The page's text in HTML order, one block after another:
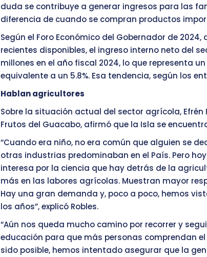
duda se contribuye a generar ingresos para las
diferencia de cuando se compran productos
Según el Foro Económico del Gobernador de
recientes disponibles, el ingreso interno neto del
millones en el año fiscal 2024, lo que representa
equivalente a un 5.8%. Esa tendencia, según los
Hablan agricultores
Sobre la situación actual del sector agrícola, Efrén
Frutos del Guacabo, afirmó que la Isla se
“Cuando era niño, no era común que alguien se
otras industrias predominaban en el País. Pero
interesa por la ciencia que hay detrás de la
más en las labores agrícolas. Muestran mayor
Hay una gran demanda y, poco a poco, hemos
los años”, explicó Robles.
“Aún nos queda mucho camino por recorrer y
educación para que más personas comprendan el
sido posible, hemos intentado asegurar que la